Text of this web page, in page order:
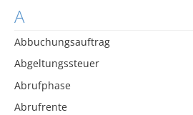
A
Abbuchungsauftrag
Abgeltungssteuer
Abrufphase
Abrufrente